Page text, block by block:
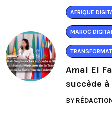
AFRIQUE
MAROC
Amal El
succède
BY